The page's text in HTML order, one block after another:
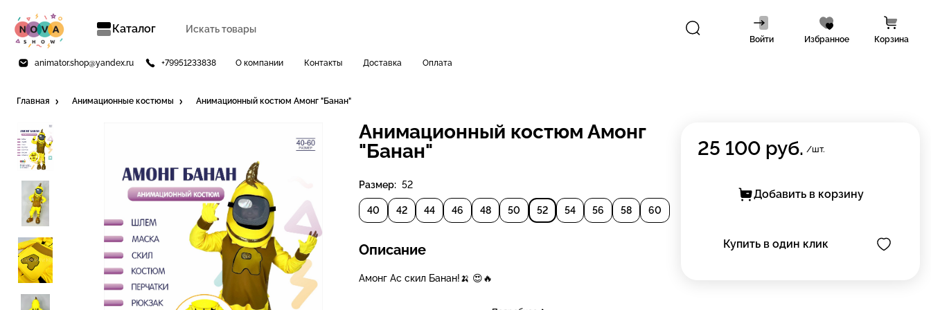
Каталог
Войти Избранное Корзина
animator.shop@yandex.ru +79951233838 О компании Контакты Доставка Оплата
Главная Анимационные костюмы Анимационный костюм Амонг "Банан"
Анимационный костюм Амонг
"Банан"
Размер: 52
40 42 44 46 48 50 52 54 56 58 60
Описание
Амонг Ас скил Банан!🍌 😍🔥
25 100 руб. /шт.
Добавить в корзину
Купить в один клик